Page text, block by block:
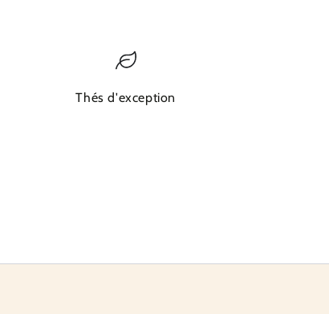
Thés d'exception